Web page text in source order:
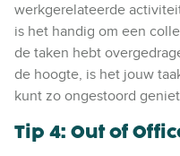
werkgerelateerde
is het handig om een
de taken hebt
de hoogte, is het jouw
kunt zo ongestoord
Tip 4: Out of